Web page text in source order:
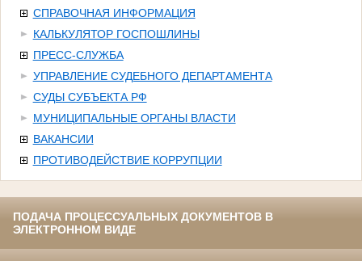
СПРАВОЧНАЯ ИНФОРМАЦИЯ
КАЛЬКУЛЯТОР ГОСПОШЛИНЫ
ПРЕСС-СЛУЖБА
УПРАВЛЕНИЕ СУДЕБНОГО ДЕПАРТАМЕНТА
СУДЫ СУБЪЕКТА РФ
МУНИЦИПАЛЬНЫЕ ОРГАНЫ ВЛАСТИ
ВАКАНСИИ
ПРОТИВОДЕЙСТВИЕ КОРРУПЦИИ
ПОДАЧА ПРОЦЕССУАЛЬНЫХ ДОКУМЕНТОВ В
ЭЛЕКТРОННОМ ВИДЕ